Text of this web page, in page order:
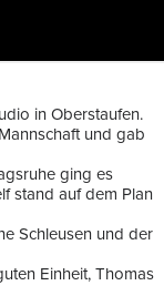
in Oberstaufen.
und gab
ging es
stand auf dem Plan
Schleusen und der
Einheit, Thomas